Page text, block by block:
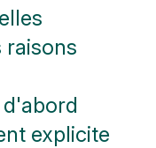
raisons
explicite